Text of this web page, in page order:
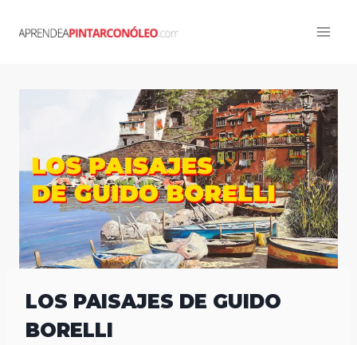
LOS PAISAJES DE GUIDO
BORELLI